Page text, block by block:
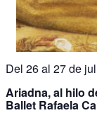
Del 26 al 27 de
Ariadna, al hilo
Ballet Rafaela